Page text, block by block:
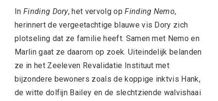
In Finding Dory, het vervolg opFinding Nemo,
herinnert de vergeetachtige blauwe vis Dory zich
plotseling dat ze familie heeft. Samen met Nemo en
Marlin gaat ze daarom op zoek. Uiteindelijk belanden
ze in het Zeeleven Revalidatie Instituut met
bijzondere bewoners zoals de koppige inktvis Hank,
de witte dolfijn Bailey en de slechtziende walvishaai